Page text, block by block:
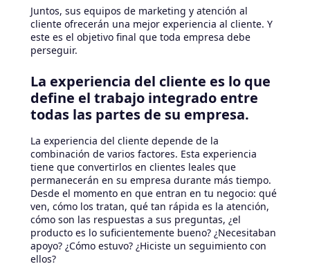
Juntos, sus equipos de marketing y atención al
cliente ofrecerán una mejor experiencia al cliente. Y
este es el objetivo final que toda empresa debe
perseguir.
La experiencia del cliente es lo que
define el trabajo integrado entre
todas las partes de su empresa.
La experiencia del cliente depende de la
combinación de varios factores. Esta experiencia
tiene que convertirlos en clientes leales que
permanecerán en su empresa durante más tiempo.
Desde el momento en que entran en tu negocio: qué
ven, cómo los tratan, qué tan rápida es la atención,
cómo son las respuestas a sus preguntas, ¿el
producto es lo suficientemente bueno? ¿Necesitaban
apoyo? ¿Cómo estuvo? ¿Hiciste un seguimiento con
ellos?